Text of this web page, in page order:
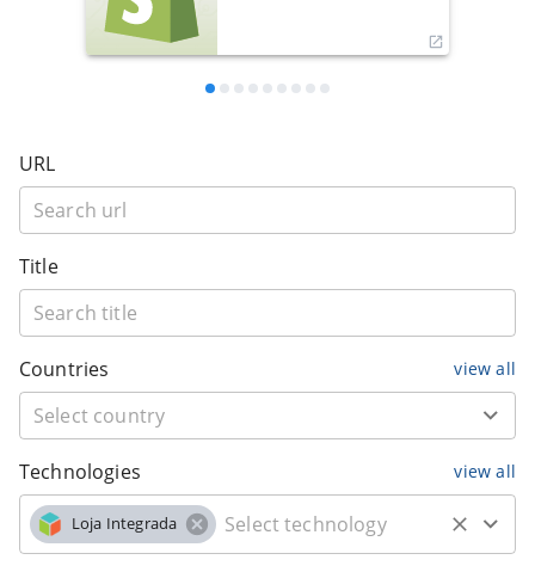
URL
Title
Countries view all
Technologies view all
Loja Integrada